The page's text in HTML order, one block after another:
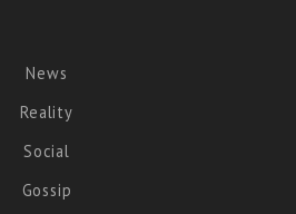
News
Reality
Social
Gossip